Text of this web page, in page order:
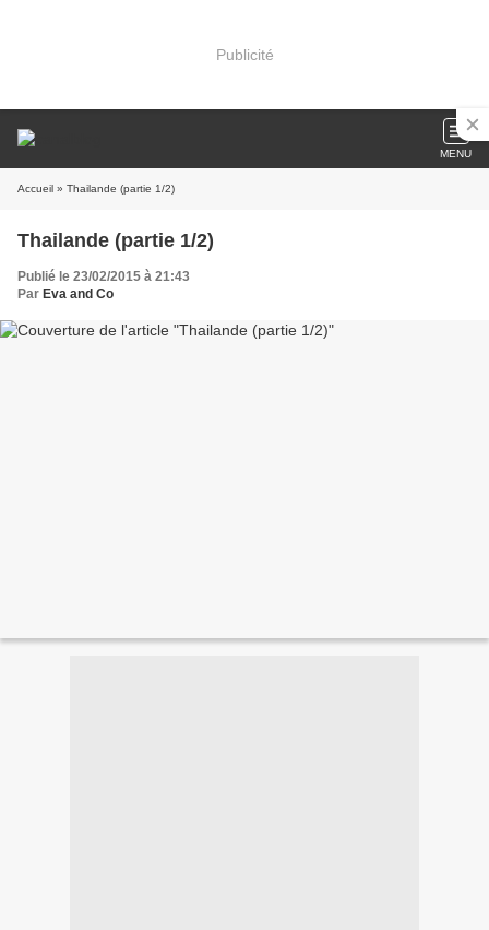
Publicité
MENU
Accueil » Thailande (partie 1/2)
Thailande (partie 1/2)
Publié le 23/02/2015 à 21:43
Par Eva and Co